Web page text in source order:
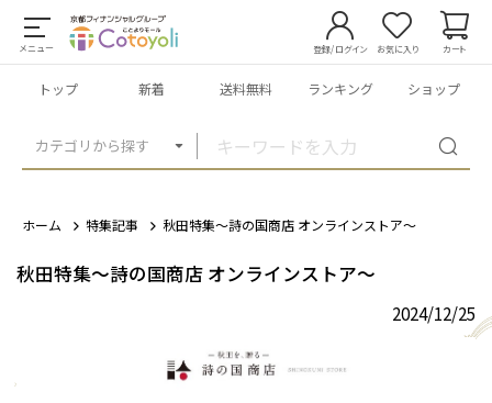
メニュー
カテゴリから探す
登録/ログイン お気に入り カート
トップ 新着 送料無料 ランキング ショップ
ホーム 特集記事 秋田特集～詩の国商店 オンラインストア～
秋田特集～詩の国商店 オンラインストア～
2024/12/25